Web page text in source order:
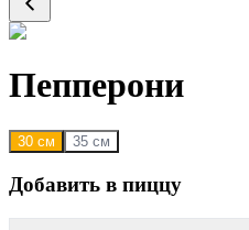
Пепперони
30 см 35 см
Добавить в пиццу